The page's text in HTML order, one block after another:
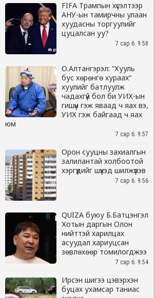
FIFA Трампын хүсэлтээр
АНУ-ын тамирчны улаан
хуудасны торгуулийг
цуцалсан уу?
7 сар 6. 9:58
О.Алтангэрэл: “Хууль
бус хөрөнгө хураах“
хуулийг батлуулж
чадахгүй бол би УИХ-ын
гишүүн гэж яваад ч яах вэ,
УИХ гэж байгаад ч яах
юм
7 сар 6. 9:57
Орон сууцны захиалгын
залилантай холбоотой
хэргүүдийг шүүхэд шилжүүлэв
7 сар 6. 9:56
QUIZA буюу Б.Батцэнгэл
Хотын даргын Олон
нийттэй харилцах
асуудал хариуцсан
зөвлөхөөр томилогджээ
7 сар 6. 9:54
Ирсэн шигээ цэвэрхэн
буцах ухамсар таниас